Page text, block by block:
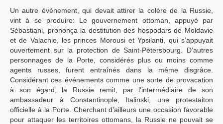
Un autre événement, qui devait attirer la colère de la Russie,
vint à se produire: Le gouvernement ottoman, appuyé par
Sébastiani, prononça la destitution des hospodars de Moldavie
et de Valachie, les princes Morousi et Ypsilanti, qui s’appuyait
ouvertement sur la protection de Saint-Pétersbourg. D’autres
personnages de la Porte, considérés plus ou moins comme
agents russes, furent entraînés dans la même disgrâce.
Considérant ces événements comme une sorte de provacation
à son égard, la Russie remit, par l'intermédiaire de son
ambassadeur à Constantinople, Italinski, une protestaiton
officielle à la Porte. Cherchant d’ailleurs une occasion favorable
pour attaquer les territoires ottomans, la Russie ne pouvait se